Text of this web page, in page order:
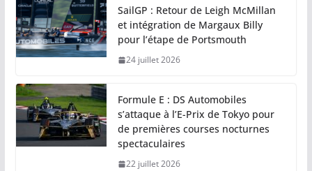
SailGP : Retour de Leigh McMillan
et intégration de Margaux Billy
pour l’étape de Portsmouth
24 juillet 2026
Formule E : DS Automobiles
s’attaque à l’E-Prix de Tokyo pour
de premières courses nocturnes
spectaculaires
22 juillet 2026